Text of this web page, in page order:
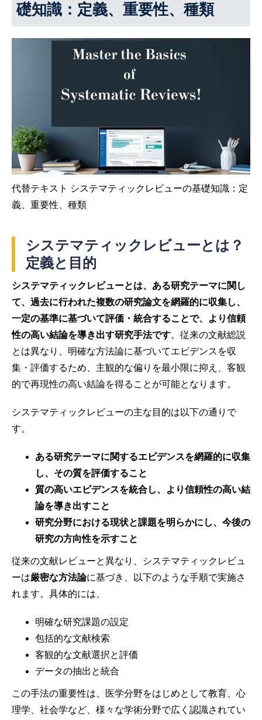
礎知識：定義、重要性、種類
代替テキスト システマティックレビューの基礎知識：定
義、重要性、種類
システマティックレビューとは？
定義と目的
システマティックレビューとは、ある研究テーマに関し
て、過去に行われた複数の研究論文を網羅的に収集し、
一定の基準に基づいて評価・統合することで、より信頼
性の高い結論を導き出す研究手法です。従来の文献総説
とは異なり、明確な方法論に基づいてエビデンスを収
集・評価するため、主観的な偏りを最小限に抑え、客観
的で再現性の高い結論を得ることが可能となります。
システマティックレビューの主な目的は以下の通りで
す。
ある研究テーマに関するエビデンスを網羅的に収集
し、その質を評価すること
質の高いエビデンスを統合し、より信頼性の高い結
論を導き出すこと
研究分野における現状と課題を明らかにし、今後の
研究の方向性を示すこと
従来の文献レビューと異なり、システマティックレビュ
ーは厳密な方法論に基づき、以下のような手順で実施さ
れます。具体的には、
明確な研究課題の設定
包括的な文献検索
客観的な文献選択と評価
データの抽出と統合
この手法の重要性は、医学分野をはじめとして教育、心
理学、社会学など、様々な学術分野で広く認識されてい